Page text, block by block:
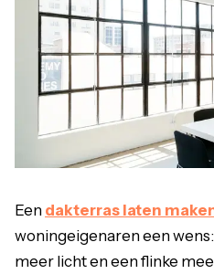
Een dakterras laten
woningeigenaren een
meer licht en een flinke